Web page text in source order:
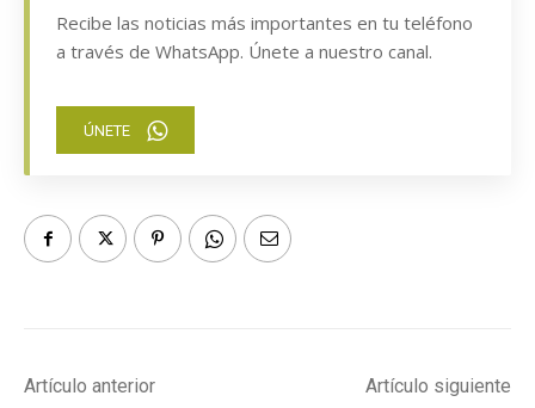
Recibe las noticias más importantes en tu teléfono
a través de WhatsApp. Únete a nuestro canal.
ÚNETE
Artículo anterior Artículo siguiente